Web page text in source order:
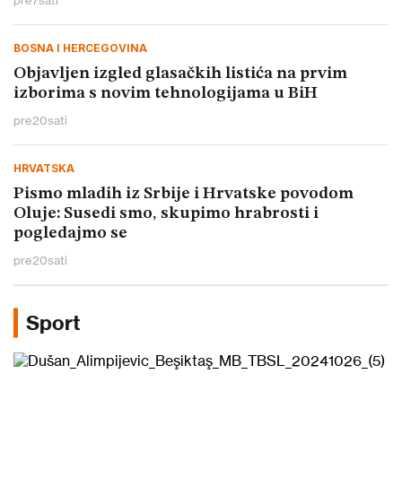
BOSNA I HERCEGOVINA
Objavljen izgled glasačkih listića na prvim
izborima s novim tehnologijama u BiH
pre20sati
HRVATSKA
Pismo mladih iz Srbije i Hrvatske povodom
Oluje: Susedi smo, skupimo hrabrosti i
pogledajmo se
pre20sati
Sport